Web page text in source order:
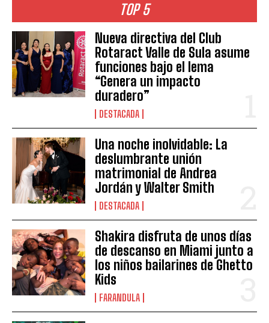
TOP 5
Nueva directiva del Club
Rotaract Valle de Sula asume
funciones bajo el lema
“Genera un impacto
duradero”
DESTACADA
Una noche inolvidable: La
deslumbrante unión
matrimonial de Andrea
Jordán y Walter Smith
DESTACADA
Shakira disfruta de unos días
de descanso en Miami junto a
los niños bailarines de Ghetto
Kids
FARANDULA